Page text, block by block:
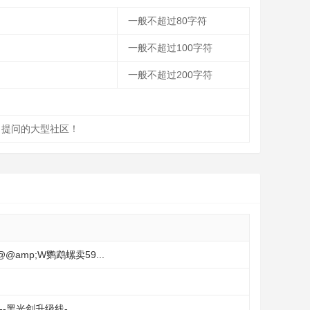
一般不超过80字符
一般不超过100字符
一般不超过200字符
问的大型社区！
鹦鹉螺卖59...